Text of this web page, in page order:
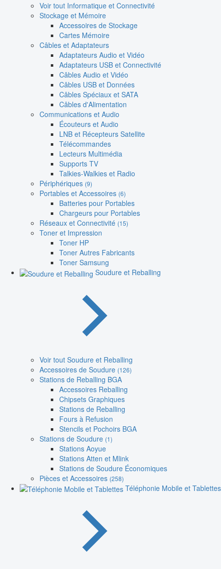
Voir tout Informatique et Connectivité
Stockage et Mémoire
Accessoires de Stockage
Cartes Mémoire
Câbles et Adaptateurs
Adaptateurs Audio et Vidéo
Adaptateurs USB et Connectivité
Câbles Audio et Vidéo
Câbles USB et Données
Câbles Spéciaux et SATA
Câbles d'Alimentation
Communications et Audio
Écouteurs et Audio
LNB et Récepteurs Satellite
Télécommandes
Lecteurs Multimédia
Supports TV
Talkies-Walkies et Radio
Périphériques (9)
Portables et Accessoires (6)
Batteries pour Portables
Chargeurs pour Portables
Réseaux et Connectivité (15)
Toner et Impression
Toner HP
Toner Autres Fabricants
Toner Samsung
Soudure et Reballing
Voir tout Soudure et Reballing
Accessoires de Soudure (126)
Stations de Reballing BGA
Accessoires Reballing
Chipsets Graphiques
Stations de Reballing
Fours à Refusion
Stencils et Pochoirs BGA
Stations de Soudure (1)
Stations Aoyue
Stations Atten et Mlink
Stations de Soudure Économiques
Pièces et Accessoires (258)
Téléphonie Mobile et Tablettes